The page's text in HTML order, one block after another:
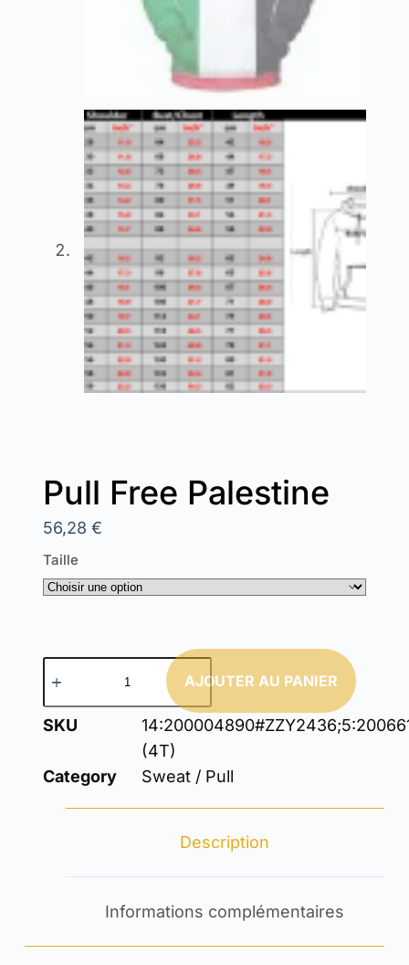
Pull Free Palestine
56,28 €
Taille
AJOUTER AU PANIER
SKU
(4T)
Category
Sweat / Pull
Description
Informations complémentaires